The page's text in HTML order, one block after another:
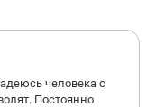
человека с
Постоянно